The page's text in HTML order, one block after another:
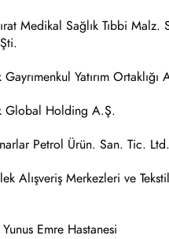
Medikal Sağlık Tıbbi Malz.
Yatırım Ortaklığı
Global Holding A.Ş.
Petrol Ürün. San. Tic.
Alışveriş Merkezleri ve
Emre Hastanesi